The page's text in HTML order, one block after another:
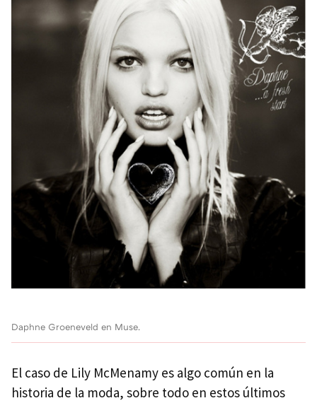
Daphne Groeneveld en Muse.
El caso de Lily McMenamy es algo común en la
historia de la moda, sobre todo en estos últimos